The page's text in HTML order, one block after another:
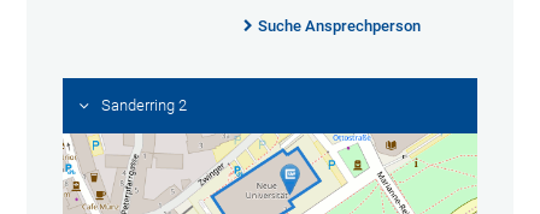
Suche Ansprechperson
Sanderring 2